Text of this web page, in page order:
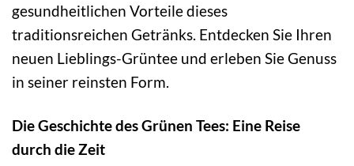
gesundheitlichen Vorteile dieses
traditionsreichen Getränks. Entdecken Sie Ihren
neuen Lieblings-Grüntee und erleben Sie Genuss
in seiner reinsten Form.
Die Geschichte des Grünen Tees: Eine Reise
durch die Zeit